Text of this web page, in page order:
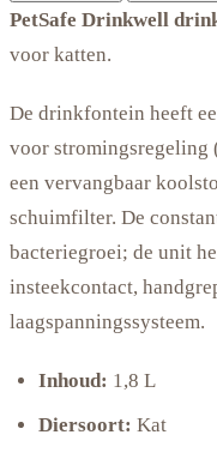
PetSafe Drinkwell
voor katten.
De drinkfontein heeft
voor stromingsregeling
een vervangbaar
schuimfilter. De
bacteriegroei; de unit
insteekcontact,
laagspanningssysteem.
Inhoud: 1,8 L
Diersoort: Kat